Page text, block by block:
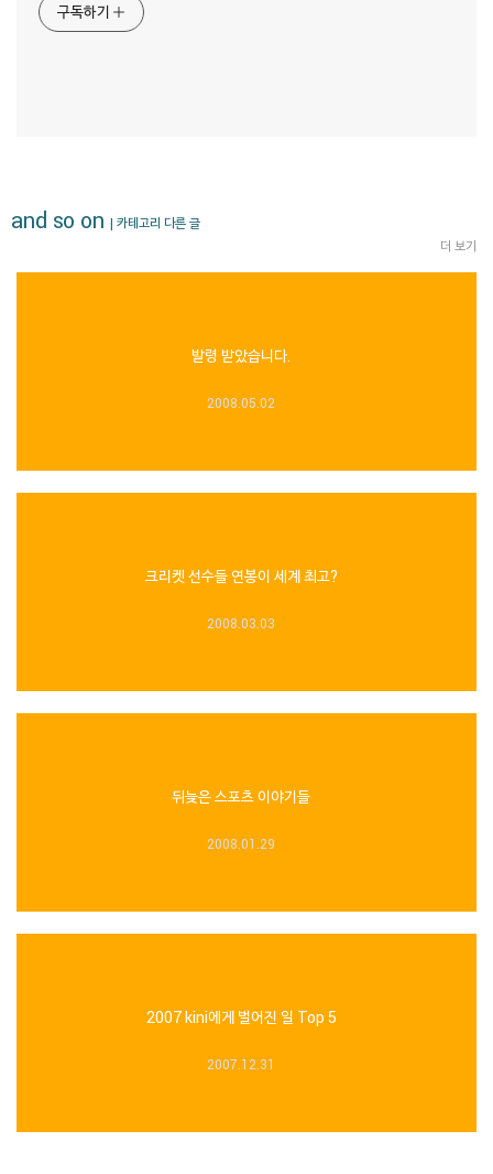
구독하기
and so on | 카테고리 다른 글
더 보기
발령 받았습니다.
2008.05.02
크리켓 선수들 연봉이 세계 최고?
2008.03.03
뒤늦은 스포츠 이야기들
2008.01.29
2007 kini에게 벌어진 일 Top 5
2007.12.31